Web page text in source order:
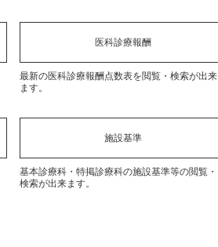
医科診療報酬
最新の医科診療報酬点数表を閲覧・検索が出来
ます。
施設基準
基本診療科・特掲診療科の施設基準等の閲覧・
検索が出来ます。